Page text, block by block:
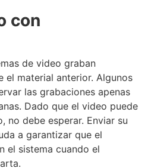
con
de video graban
el material anterior. Algunos
las grabaciones apenas
Dado que el video puede
no debe esperar. Enviar su
a garantizar que el
el sistema cuando el